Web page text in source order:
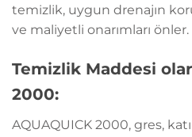
temizlik, uygun drenajın
ve maliyetli onarımları önler.
Temizlik Maddesi
2000:
AQUAQUICK 2000, gres, katı